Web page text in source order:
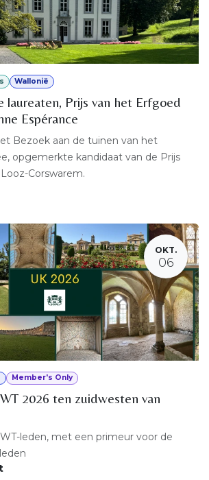
Wallonië
laureaten, Prijs van het Erfgoed
Espérance
Bezoek aan de tuinen van het
opgemerkte kandidaat van de Prijs
Corswarem.
OKT.
06
Member's Only
2026 ten zuidwesten van
leden, met een primeur voor de